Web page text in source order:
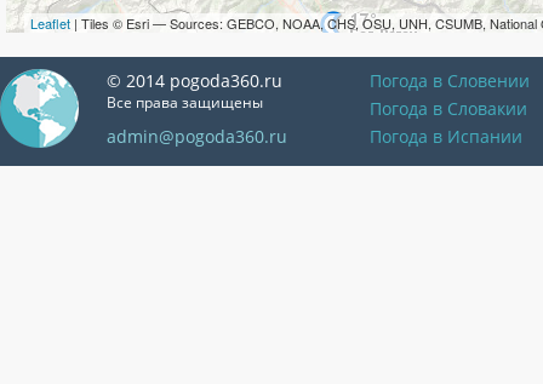
Leaflet | Tiles © Esri — Sources: GEBCO, NOAA, CHS, OSU, UNH, CSUMB, National
© 2014 pogoda360.ru
Все права защищены
admin@pogoda360.ru
Погода в Словении
Погода в Словакии
Погода в Испании